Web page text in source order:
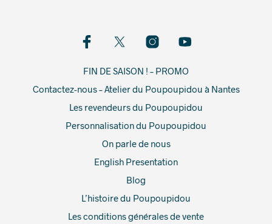
FIN DE SAISON ! – PROMO
Contactez-nous – Atelier du Poupoupidou à Nantes
Les revendeurs du Poupoupidou
Personnalisation du Poupoupidou
On parle de nous
English Presentation
Blog
L’histoire du Poupoupidou
Les conditions générales de vente